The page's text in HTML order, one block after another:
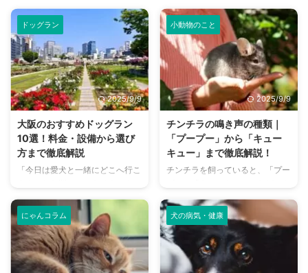
ドッグラン
2025/9/9
大阪のおすすめドッグラン
10選！料金・設備から選び
方まで徹底解説
「今日は愛犬と一緒にどこへ行こ
か？大阪には、広大な敷地でのび
のびと遊べるドッグランから、都
心でアクセスしやすい便利な施設
まで、魅力的なドッグランがたく
さんあります。 しかし、「初め
てドッグランに行くから不安」
小動物のこと
2025/9/9
チンチラの鳴き声の種類｜
「プープー」から「キュー
キュー」まで徹底解説！
チンチラを飼っていると、「プー
まざまな鳴き声が聞こえてくるこ
とがありますよね。 チンチラは
犬や猫のように鳴き声で感情を表
現するため、その鳴き声の意味を
理解することは、愛チンチラとの
関係を深める上で非常に大切で
にゃんコラム 犬の病気・健康